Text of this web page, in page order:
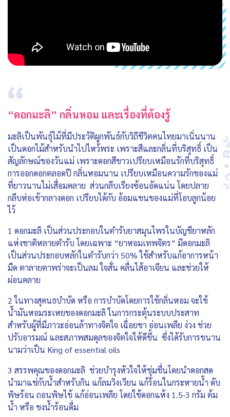
“ดอกมะลิ” กลิ่นหอม และเรื่องที่ต้องรู้
มะลิเป็นพันธุ์ไม้ที่มีประวัติผูกพันธ์กับวิถีชีวิตคนไทยมาเนิ่นนาน
เป็นดอกไม้สำหรับนำไปไหว้พระ เพราะสีและกลิ่นที่บริสุทธิ์ เป็น
สัญลักษณ์ของวันแม่ เพราะดอกสีขาวเปรียบเหมือนรักที่บริสุทธิ์
การออกดอกตลอดปี กลิ่นหอมนาน เปรียบเหมือนความรักของแม่
ที่ยาวนานไม่เสื่อมคลาย ส่วนกลีบเรียงซ้อนอัดแน่น โดยปลาย
กลีบห่อเข้ากลางดอก เปรียบได้กับ อ้อมแขนของแม่ที่โอบลูกน้อย
ไว้
1 ดอกมะลิ เป็นส่วนประกอบในตำรับยาสมุนไพรในบัญชียาหลัก
แห่งชาติหลายตำรับ โดยเฉพาะ “ยาหอมเทพจิตร” มีดอกมะลิ
เป็นส่วนประกอบหลักในตำรับกว่า 50% ใช้สำหรับแก้อาการหน้า
มืด ตาลายตาพร่าจะเป็นลม ใจสั่น คลื่นไส้อาเจียน และช่วยให้
ผ่อนคลาย
2 ในทางสุคนธบำบัด หรือ การบำบัดโดยการใช้กลิ่นหอม จะใช้
น้ำมันหอมระเหยของดอกมะลิ ในการกระตุ้นระบบประสาท
สำหรับผู้ที่มีภาวะอ่อนล้าทางจิตใจ เฉื่อยชา อ่อนเพลีย ง่วง ช่วย
ปรับอารมณ์ และสภาพสมดุลของจิตใจให้ดีขึ้น ซึ่งได้รับการขนาน
นามว่าเป็น King of essential oils
3 สรรพคุณของดอกมะลิ ช่วยบำรุงหัวใจให้ชุ่มชื่นโดยนำดอกสด
นำมาแช่กับน้ำสำหรับกิน แก้ลมวิงเวียน แก้ร้อนในกระหายน้ำ ดับ
พิษร้อน ถอนพิษไข้ แก้อ่อนเพลีย โดยใช้ดอกแห้ง 1.5-3 กรัม ต้ม
น้ำ หรือ ชงน้ำร้อนดื่ม